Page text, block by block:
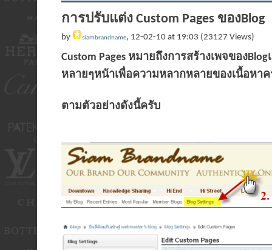
การปรับแต่ง Custom Pages ของBlog
by siambrandname, 12-02-10 at 19:03 (23127 Views)
Custom Pages หมายถึงการสร้างเพจของ
หลายๆหน้าเพื่อความหลากหลายของเนื้อหา
ตามตัวอย่างดังนี้ครับ